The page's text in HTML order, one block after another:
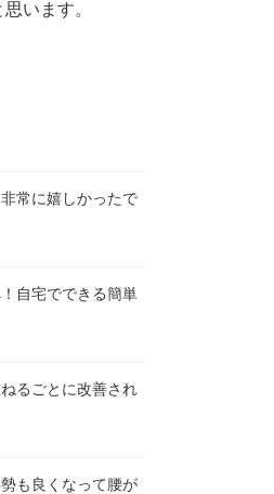
います。
常に嬉しかったで
自宅でできる簡単
るごとに改善され
も良くなって腰が